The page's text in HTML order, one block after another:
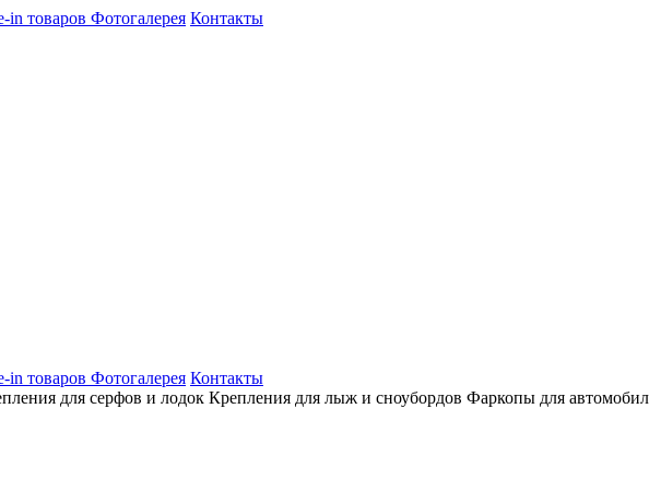
in товаров Фотогалерея Контакты
in товаров Фотогалерея Контакты
для серфов и лодок Крепления для лыж и сноубордов Фаркопы для